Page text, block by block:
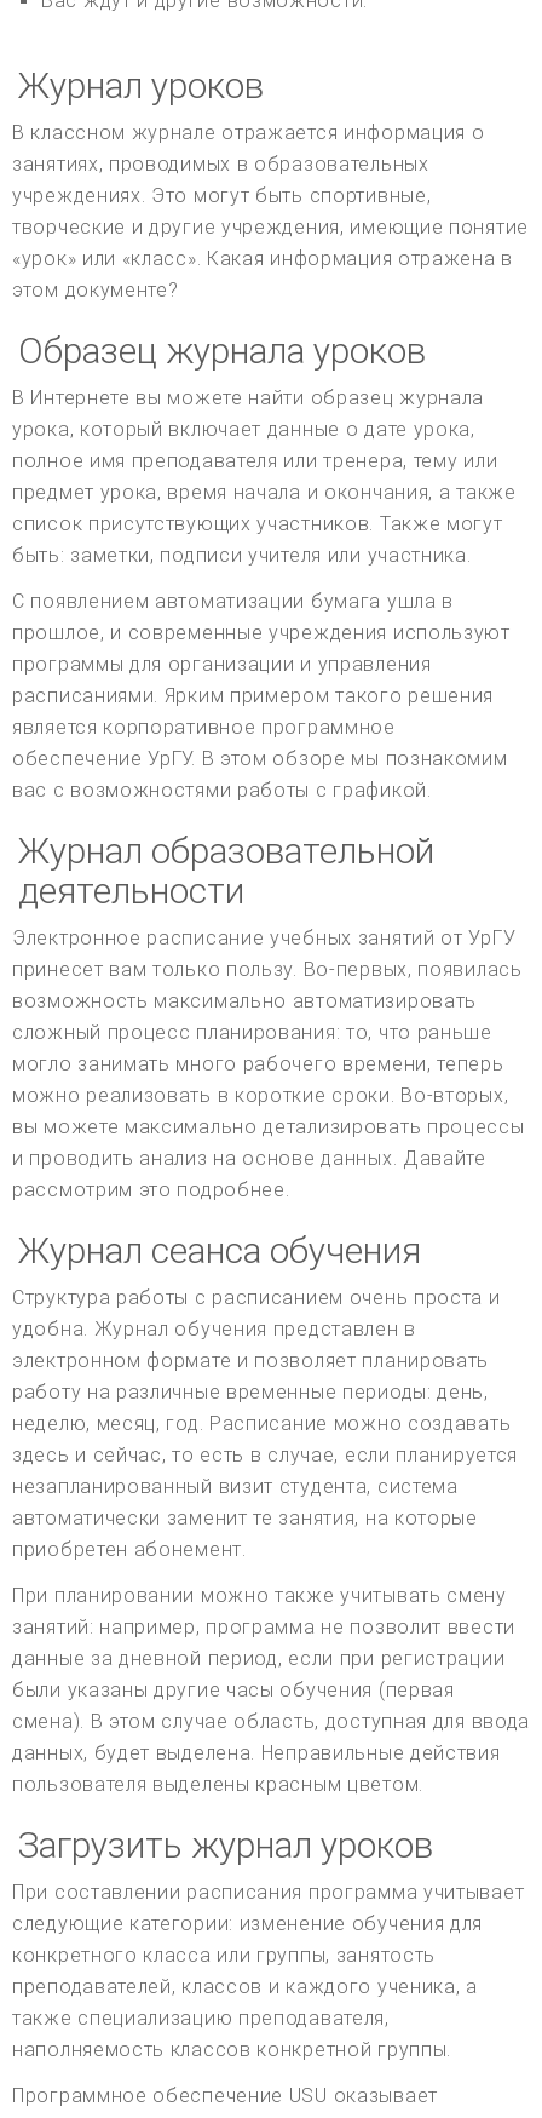
Журнал уроков
В классном журнале отражается информация о
занятиях, проводимых в образовательных
учреждениях. Это могут быть спортивные,
творческие и другие учреждения, имеющие понятие
«урок» или «класс». Какая информация отражена в
этом документе?
Образец журнала уроков
В Интернете вы можете найти образец журнала
урока, который включает данные о дате урока,
полное имя преподавателя или тренера, тему или
предмет урока, время начала и окончания, а также
список присутствующих участников. Также могут
быть: заметки, подписи учителя или участника.
С появлением автоматизации бумага ушла в
прошлое, и современные учреждения используют
программы для организации и управления
расписаниями. Ярким примером такого решения
является корпоративное программное
обеспечение УрГУ. В этом обзоре мы познакомим
вас с возможностями работы с графикой.
Журнал образовательной
деятельности
Электронное расписание учебных занятий от УрГУ
принесет вам только пользу. Во-первых, появилась
возможность максимально автоматизировать
сложный процесс планирования: то, что раньше
могло занимать много рабочего времени, теперь
можно реализовать в короткие сроки. Во-вторых,
вы можете максимально детализировать процессы
и проводить анализ на основе данных. Давайте
рассмотрим это подробнее.
Журнал сеанса обучения
Структура работы с расписанием очень проста и
удобна. Журнал обучения представлен в
электронном формате и позволяет планировать
работу на различные временные периоды: день,
неделю, месяц, год. Расписание можно создавать
здесь и сейчас, то есть в случае, если планируется
незапланированный визит студента, система
автоматически заменит те занятия, на которые
приобретен абонемент.
При планировании можно также учитывать смену
занятий: например, программа не позволит ввести
данные за дневной период, если при регистрации
были указаны другие часы обучения (первая
смена). В этом случае область, доступная для ввода
данных, будет выделена. Неправильные действия
пользователя выделены красным цветом.
Загрузить журнал уроков
При составлении расписания программа учитывает
следующие категории: изменение обучения для
конкретного класса или группы, занятость
преподавателей, классов и каждого ученика, а
также специализацию преподавателя,
наполняемость классов конкретной группы.
Программное обеспечение USU оказывает